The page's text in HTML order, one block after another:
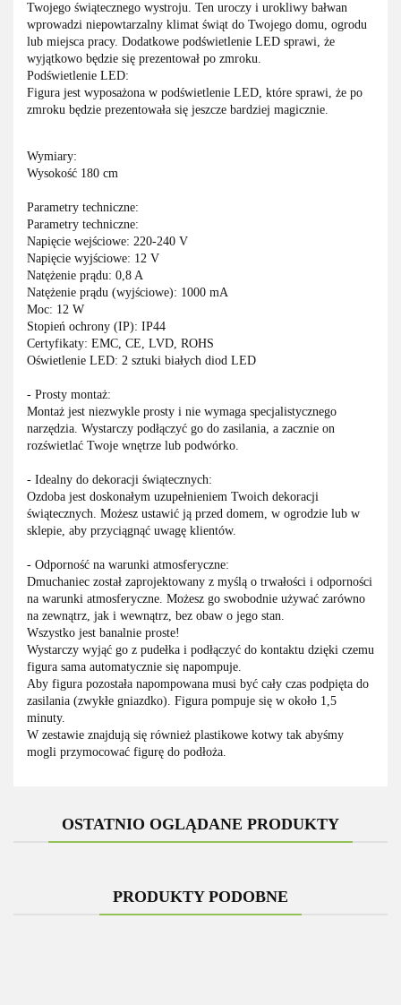
Twojego świątecznego wystroju. Ten uroczy i urokliwy bałwan
wprowadzi niepowtarzalny klimat świąt do Twojego domu, ogrodu
lub miejsca pracy. Dodatkowe podświetlenie LED sprawi, że
wyjątkowo będzie się prezentował po zmroku.
Podświetlenie LED:
Figura jest wyposażona w podświetlenie LED, które sprawi, że po
zmroku będzie prezentowała się jeszcze bardziej magicznie.
Wymiary:
Wysokość 180 cm
Parametry techniczne:
Parametry techniczne:
Napięcie wejściowe: 220-240 V
Napięcie wyjściowe: 12 V
Natężenie prądu: 0,8 A
Natężenie prądu (wyjściowe): 1000 mA
Moc: 12 W
Stopień ochrony (IP): IP44
Certyfikaty: EMC, CE, LVD, ROHS
Oświetlenie LED: 2 sztuki białych diod LED
- Prosty montaż:
Montaż jest niezwykle prosty i nie wymaga specjalistycznego
narzędzia. Wystarczy podłączyć go do zasilania, a zacznie on
rozświetlać Twoje wnętrze lub podwórko.
- Idealny do dekoracji świątecznych:
Ozdoba jest doskonałym uzupełnieniem Twoich dekoracji
świątecznych. Możesz ustawić ją przed domem, w ogrodzie lub w
sklepie, aby przyciągnąć uwagę klientów.
- Odporność na warunki atmosferyczne:
Dmuchaniec został zaprojektowany z myślą o trwałości i odporności
na warunki atmosferyczne. Możesz go swobodnie używać zarówno
na zewnątrz, jak i wewnątrz, bez obaw o jego stan.
Wszystko jest banalnie proste!
Wystarczy wyjąć go z pudełka i podłączyć do kontaktu dzięki czemu
figura sama automatycznie się napompuje.
Aby figura pozostała napompowana musi być cały czas podpięta do
zasilania (zwykłe gniazdko). Figura pompuje się w około 1,5
minuty.
W zestawie znajdują się również plastikowe kotwy tak abyśmy
mogli przymocować figurę do podłoża.
OSTATNIO OGLĄDANE PRODUKTY
PRODUKTY PODOBNE